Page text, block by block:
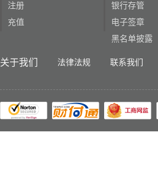
注册
充值
银行存管
电子签章
黑名单披露
关于我们 法律法规 联系我们